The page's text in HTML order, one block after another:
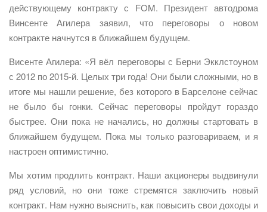
действующему контракту с FOM. Президент автодрома
Винсенте Агилера заявил, что переговоры о новом
контракте начнутся в ближайшем будущем.
Висенте Агилера: «Я вёл переговоры с Берни Экклстоуном
с 2012 по 2015-й. Целых три года! Они были сложными, но в
итоге мы нашли решение, без которого в Барселоне сейчас
не было бы гонки. Сейчас переговоры пройдут гораздо
быстрее. Они пока не начались, но должны стартовать в
ближайшем будущем. Пока мы только разговариваем, и я
настроен оптимистично.
Мы хотим продлить контракт. Наши акционеры выдвинули
ряд условий, но они тоже стремятся заключить новый
контракт. Нам нужно выяснить, как повысить свои доходы и